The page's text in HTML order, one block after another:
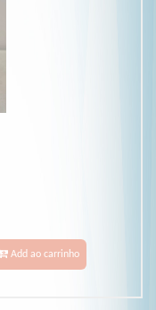
Add ao carrinho